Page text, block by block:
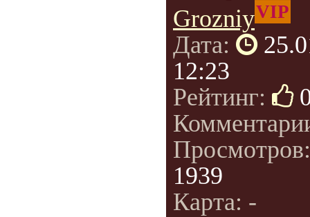
GrozniyVIP
Дата:
12:23
Рейтинг:
1939
Карта: -